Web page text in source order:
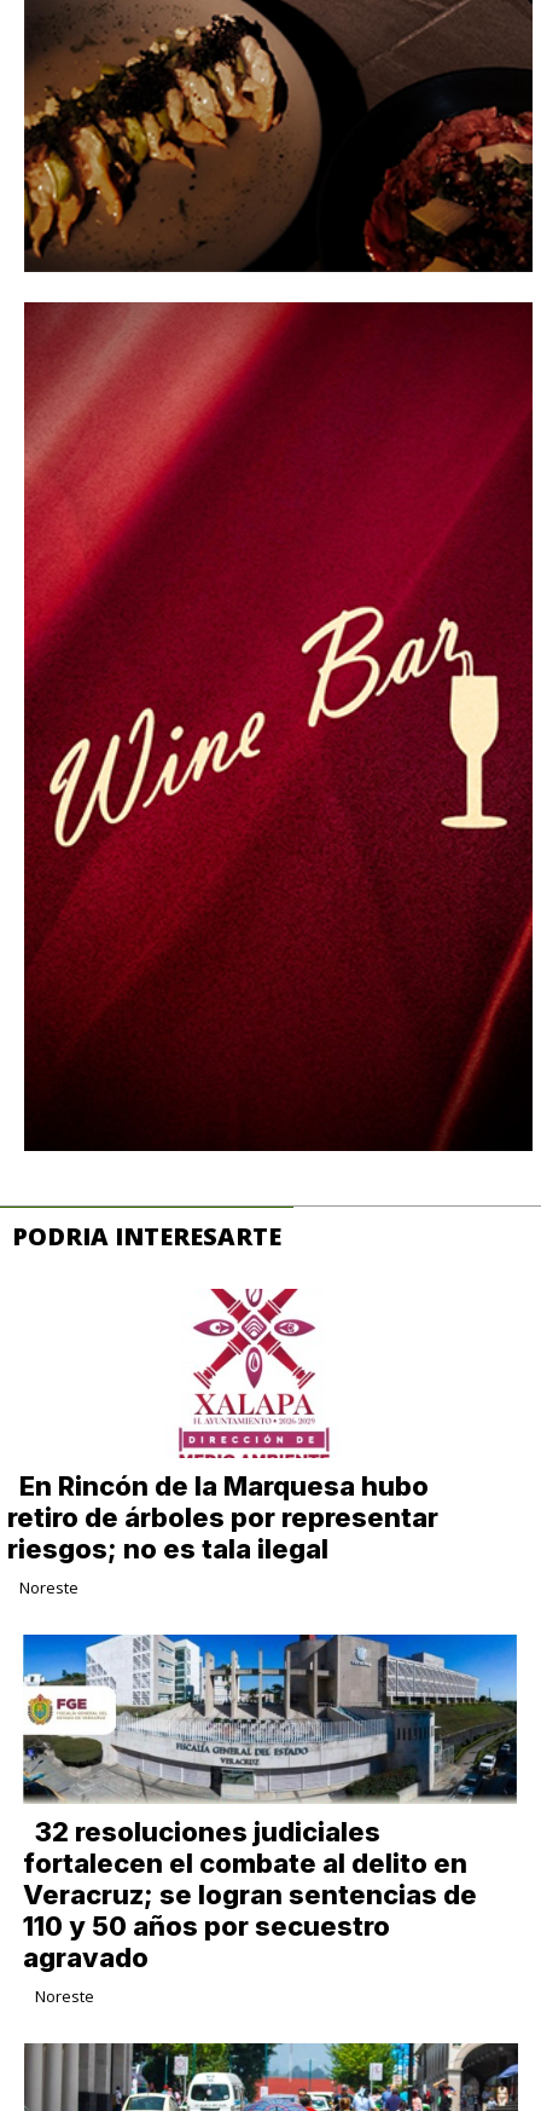
PODRIA INTERESARTE
En Rincón de la Marquesa hubo
retiro de árboles por representar
riesgos; no es tala ilegal
Noreste
32 resoluciones judiciales
fortalecen el combate al delito en
Veracruz; se logran sentencias de
110 y 50 años por secuestro
agravado
Noreste